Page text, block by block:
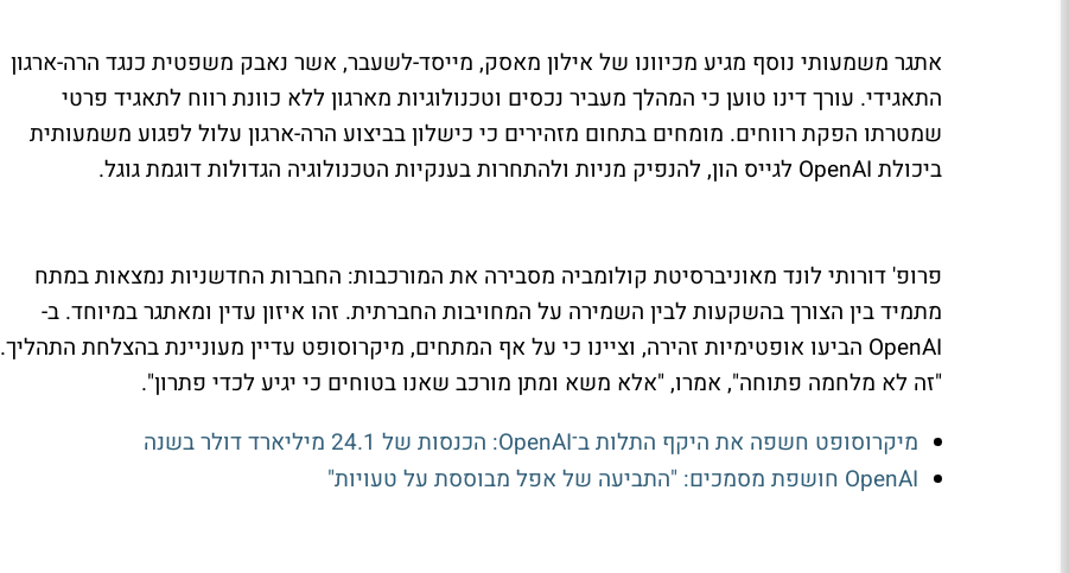
אתגר משמעותי נוסף מגיע מכיוונו של אילון מאסק, מייסד-לשעבר, אשר נאבק משפטית כנגד הרה-ארגון
התאגידי. עורך דינו טוען כי המהלך מעביר נכסים וטכנולוגיות מארגון ללא כוונת רווח לתאגיד פרטי
שמטרתו הפקת רווחים. מומחים בתחום מזהירים כי כישלון בביצוע הרה-ארגון עלול לפגוע משמעותית
ביכולת OpenAI לגייס הון, להנפיק מניות ולהתחרות בענקיות הטכנולוגיה הגדולות דוגמת גוגל.
פרופ' דורותי לונד מאוניברסיטת קולומביה מסבירה את המורכבות: החברות החדשניות נמצאות במתח
מתמיד בין הצורך בהשקעות לבין השמירה על המחויבות החברתית. זהו איזון עדין ומאתגר במיוחד. ב-
OpenAI הביעו אופטימיות זהירה, וציינו כי על אף המתחים, מיקרוסופט עדיין מעוניינת בהצלחת התהליך.
"זה לא מלחמה פתוחה", אמרו, "אלא משא ומתן מורכב שאנו בטוחים כי יגיע לכדי פתרון".
מיקרוסופט חשפה את היקף התלות ב־OpenAI: הכנסות של 24.1 מיליארד דולר בשנה
OpenAI חושפת מסמכים: "התביעה של אפל מבוססת על טעויות"